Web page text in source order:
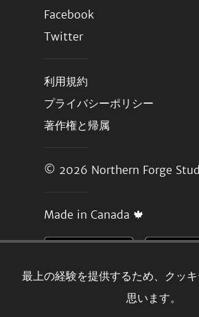
最上の経験を提供するため、クッ
思います。
Facebook
Twitter
利用規約
プライバシーポリシー
著作権と帰属
© 2026 Northern Forge
Made in Canada 🍁